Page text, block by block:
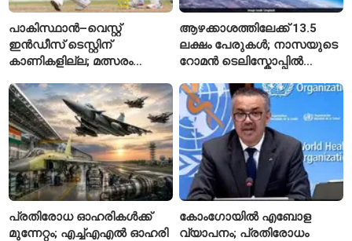
പാകിസ്ഥാൻ–വെസ്റ്റ്
ഇൻഡീസ് ടെസ്റ്റിന്
കാണികളില്ല; മത്സരം
പരിഹാസവിഷയം
ആഴക്കാശത്തിലേക്ക് 13.5
ലക്ഷം പേരുകൾ; നാസയുടെ
റോമൻ ടെലിസ്കോപ്പിൽ
പ്രതിരോധ ഓഹരികൾക്ക്
മുന്നേറ്റം; എച്ച്എഎൽ ഓഹരി
കോംഗോയിൽ എബോള
വ്യാപനം; പ്രതിരോധം